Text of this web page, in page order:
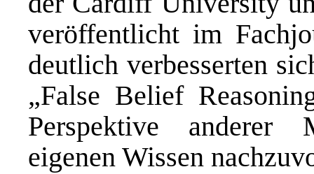
veröffentlicht im
deutlich verbesserten
„False Belief
Perspektive anderer
eigenen Wissen